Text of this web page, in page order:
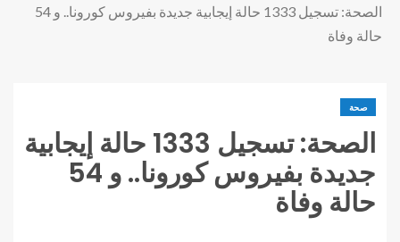
الصحة: تسجيل 1333 حالة إيجابية جديدة بفيروس كورونا.. و 54
حالة وفاة
صحة
الصحة: تسجيل 1333 حالة إيجابية
جديدة بفيروس كورونا.. و 54
حالة وفاة